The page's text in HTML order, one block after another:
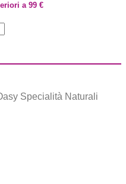
a 99 €
Specialità Naturali